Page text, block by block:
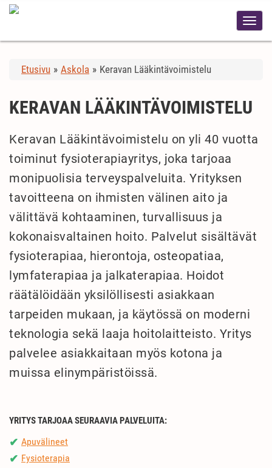
Etusivu » Askola » Keravan Lääkintävoimistelu
KERAVAN LÄÄKINTÄVOIMISTELU
Keravan Lääkintävoimistelu on yli 40 vuotta
toiminut fysioterapiayritys, joka tarjoaa
monipuolisia terveyspalveluita. Yrityksen
tavoitteena on ihmisten välinen aito ja
välittävä kohtaaminen, turvallisuus ja
kokonaisvaltainen hoito. Palvelut sisältävät
fysioterapiaa, hierontoja, osteopatiaa,
lymfaterapiaa ja jalkaterapiaa. Hoidot
räätälöidään yksilöllisesti asiakkaan
tarpeiden mukaan, ja käytössä on moderni
teknologia sekä laaja hoitolaitteisto. Yritys
palvelee asiakkaitaan myös kotona ja
muissa elinympäristöissä.
YRITYS TARJOAA SEURAAVIA PALVELUITA:
✔ Apuvälineet
✔ Fysioterapia